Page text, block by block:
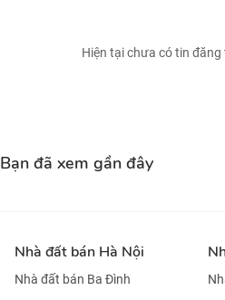
Hiện tại chưa có tin
Bạn đã xem gần đây
Nhà đất bán Hà Nội
Nhà đất bán Ba Đình